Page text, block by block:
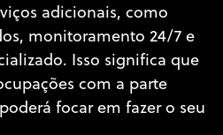
adicionais, como
monitoramento 24/7 e
Isso significa que
com a parte
focar em fazer o seu